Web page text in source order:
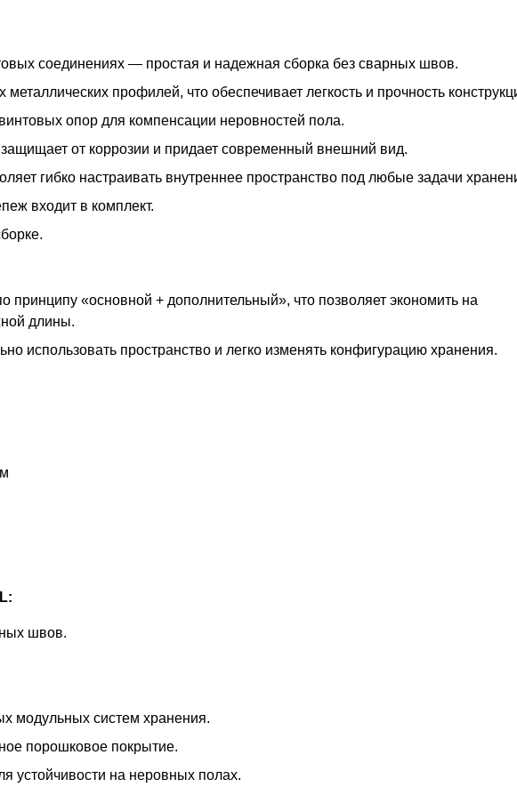
соединениях — простая и надежная сборка без сварных швов.
профилей, что обеспечивает легкость и прочность
опор для компенсации неровностей пола.
от коррозии и придает современный внешний вид.
гибко настраивать внутреннее пространство под любые задачи
входит в комплект.
«основной + дополнительный», что позволяет экономить на
длины.
использовать пространство и легко изменять конфигурацию хранения.
швов.
модульных систем хранения.
порошковое покрытие.
устойчивости на неровных полах.